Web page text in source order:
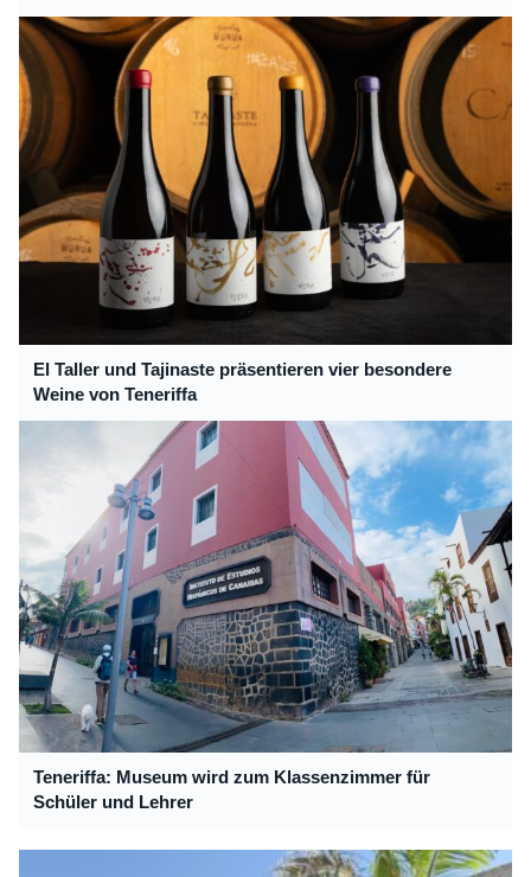
El Taller und Tajinaste präsentieren vier besondere
Weine von Teneriffa
Teneriffa: Museum wird zum Klassenzimmer für
Schüler und Lehrer